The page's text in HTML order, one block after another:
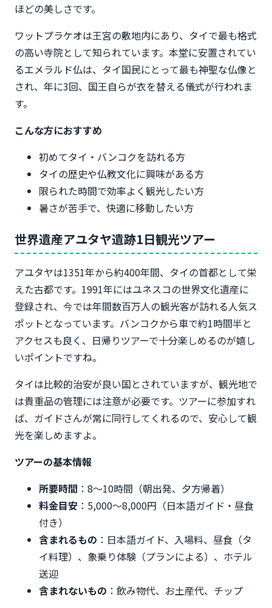
ほどの美しさです。
ワットプラケオは王宮の敷地内にあり、タイで最も格式
の高い寺院として知られています。本堂に安置されてい
るエメラルド仏は、タイ国民にとって最も神聖な仏像と
され、年に3回、国王自らが衣を替える儀式が行われま
す。
こんな方におすすめ
初めてタイ・バンコクを訪れる方
タイの歴史や仏教文化に興味がある方
限られた時間で効率よく観光したい方
暑さが苦手で、快適に移動したい方
世界遺産アユタヤ遺跡1日観光ツアー
アユタヤは1351年から約400年間、タイの首都として栄
えた古都です。1991年にはユネスコの世界文化遺産に
登録され、今では年間数百万人の観光客が訪れる人気ス
ポットとなっています。バンコクから車で約1時間半と
アクセスも良く、日帰りツアーで十分楽しめるのが嬉し
いポイントですね。
タイは比較的治安が良い国とされていますが、観光地で
は貴重品の管理には注意が必要です。ツアーに参加すれ
ば、ガイドさんが常に同行してくれるので、安心して観
光を楽しめますよ。
ツアーの基本情報
所要時間 ：8〜10時間（朝出発、夕方帰着）
料金目安 ：5,000〜8,000円（日本語ガイド・昼食
付き）
含まれるもの ：日本語ガイド、入場料、昼食（タ
イ料理）、象乗り体験（プランによる）、ホテル
送迎
含まれないもの ：飲み物代、お土産代、チップ